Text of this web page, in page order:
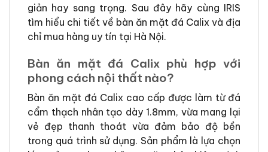
giản hay sang trọng. Sau đây hãy cùng IRIS
tìm hiểu chi tiết về bàn ăn mặt đá Calix và địa
chỉ mua hàng uy tín tại Hà Nội.
Bàn ăn mặt đá Calix phù hợp với
phong cách nội thất nào?
Bàn ăn mặt đá Calix cao cấp được làm từ đá
cẩm thạch nhân tạo dày 1.8mm, vừa mang lại
vẻ đẹp thanh thoát vừa đảm bảo độ bền
trong quá trình sử dụng. Sản phẩm là lựa chọn